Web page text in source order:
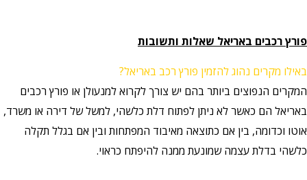
פורץ רכבים באריאל שאלות ותשובות
באילו מקרים נהוג להזמין פורץ רכב באריאל?
המקרים הנפוצים ביותר בהם יש צורך לקרוא למנעולן או פורץ רכבים
באריאל הם כאשר לא ניתן לפתוח דלת כלשהי, למשל של דירה או משרד,
אוטו וכדומה, בין אם כתוצאה מאיבוד המפתחות ובין אם בגלל תקלה
כלשהי בדלת עצמה שמונעת ממנה להיפתח כראוי.